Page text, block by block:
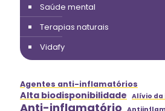
Saúde mental
Terapias naturais
Vidafy
Agentes anti-inflamatórios
Alta biodisponibilidade Alívio
Anti-inflamatório